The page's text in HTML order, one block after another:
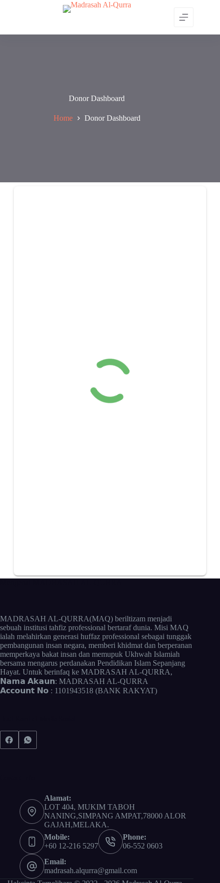
Donor Dashboard
Home Donor Dashboard
MADRASAH AL-QURRA(MAQ) beriltizam menjadi
sebuah institusi tahfiz professional bertaraf dunia. Misi MAQ
ialah melahirkan generasi huffaz professional sebagai tunggak
pembangunan insan negara, memberi khidmat dan berperanan
memperkaya bakat insan dan memupuk Ukhwah Islamiah
bersama mengarus perdanakan Pendidikan Islam Sepanjang
Hayat. Untuk berinfaq ke MADRASAH AL-QURRA,
𝗡𝗮𝗺𝗮 𝗔𝗸𝗮𝘂𝗻: MADRASAH AL-QURRA
𝗔𝗰𝗰𝗼𝘂𝗻𝘁 𝗡𝗼 : 1101943518 (BANK RAKYAT)
Alamat:
LOT 404, MUKIM TABOH
NANING,SIMPANG AMPAT,78000 ALOR
GAJAH,MELAKA.
Mobile:
+60 12-216 5297
Phone:
06-552 0603
Email:
madrasah.alqurra@gmail.com